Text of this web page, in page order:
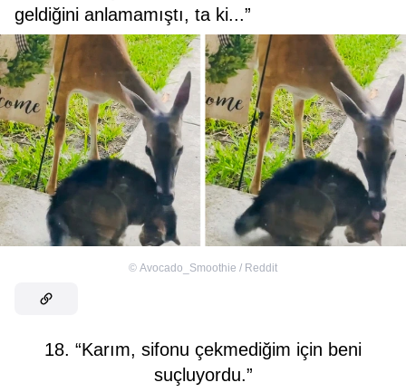
geldiğini anlamamıştı, ta ki...”
© Avocado_Smoothie / Reddit
18. “Karım, sifonu çekmediğim için beni
suçluyordu.”